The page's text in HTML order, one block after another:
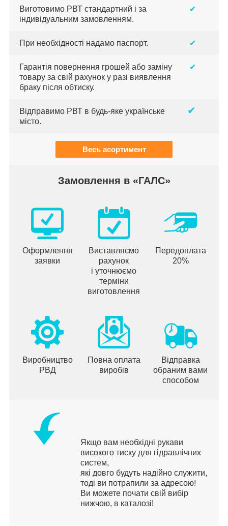
Виготовимо РВТ стандартний і за
індивідуальним замовленням.
✔
При необхідності надамо паспорт. ✔
Гарантія повернення грошей або заміну
товару за свій рахунок у разі виявлення
браку після обтиску.
✔
Відправимо РВТ в будь-яке українське
місто.
✔
Весь асортимент
Замовлення в «ГАЛС»
Оформлення
заявки
Виставляємо
рахунок
і уточнюємо
терміни
виготовлення
Передоплата
20%
Виробництво
РВД
Повна оплата
виробів
Відправка
обраним вами
способом
Якщо вам необхідні рукави
високого тиску для гідравлічних
систем,
які довго будуть надійно служити,
тоді ви потрапили за адресою!
Ви можете почати свій вибір
нижчою, в каталозі!